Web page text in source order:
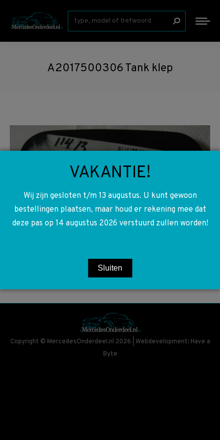
Zoeken:
A2017500306 Tank klep
Copyright © MercedesOnderdeel.nl 2026 | Webdevelopment: Have a
Byte
VAKANTIE!
Wij zijn gesloten t/m 13 augustus. U kunt gewoon
bestellingen plaatsen, maar houd er rekening mee dat
deze pas op 14 augustus 2026 verstuurd zullen worden!
Sluiten